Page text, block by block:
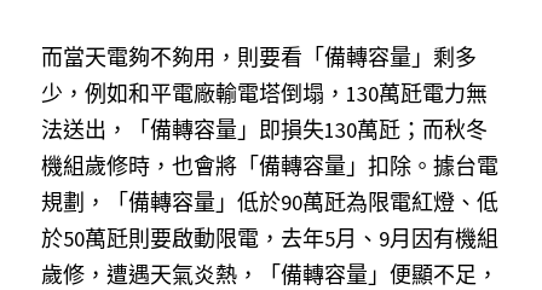
而當天電夠不夠用，則要看「備轉容量」剩多
少，例如和平電廠輸電塔倒塌，130萬瓩電力無
法送出，「備轉容量」即損失130萬瓩；而秋冬
機組歲修時，也會將「備轉容量」扣除。據台電
規劃，「備轉容量」低於90萬瓩為限電紅燈、低
於50萬瓩則要啟動限電，去年5月、9月因有機組
歲修，遭遇天氣炎熱，「備轉容量」便顯不足，